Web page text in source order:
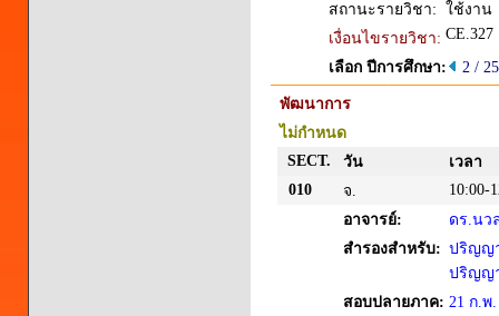
สถานะรายวิชา: ใช้งาน
เงื่อนไขรายวิชา: CE.327
เลือก ปีการศึกษา:
2 /
พัฒนาการ
ไม่กำหนด
SECT.
วัน
เวลา
010
จ.
10:00-
อาจารย์:
ดร.นว
สำรองสำหรับ: ปริญญ
ปริญญ
สอบปลายภาค: 21 ก.พ.